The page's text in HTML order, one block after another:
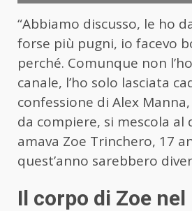
“Abbiamo discusso, le ho
forse più pugni, io facevo
perché. Comunque non
canale, l’ho solo lasciata
confessione di Alex
da compiere, si mescola al
amava Zoe Trinchero, 17
quest’anno sarebbero
Il corpo di Zoe